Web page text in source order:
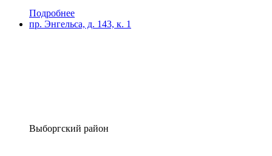
Подробнее
пр. Энгельса, д. 143, к. 1
Выборгский район